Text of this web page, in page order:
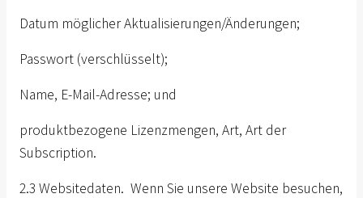
Datum möglicher Aktualisierungen/Änderungen;
Passwort (verschlüsselt);
Name, E-Mail-Adresse; und
produktbezogene Lizenzmengen, Art, Art der
Subscription.
2.3 Websitedaten. Wenn Sie unsere Website besuchen,